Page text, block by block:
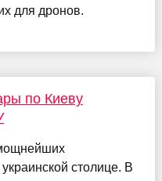
для дронов.
по Киеву
столице. В